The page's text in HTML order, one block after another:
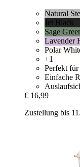
Natural
Jet Black
Sage
Lavender
Polar
+1
Perfekt
Einfache
€ 16,99
Zustellung bis